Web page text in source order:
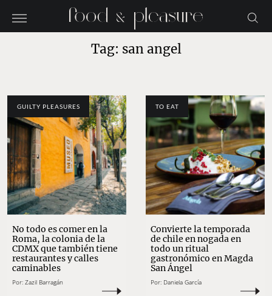
Tag: san angel
GUILTY PLEASURES
No todo es comer en la
Roma, la colonia de la
CDMX que también tiene
restaurantes y calles
caminables
Por: Zazil Barragán
TO EAT
Convierte la temporada
de chile en nogada en
todo un ritual
gastronómico en Magda
San Ángel
Por: Daniela García